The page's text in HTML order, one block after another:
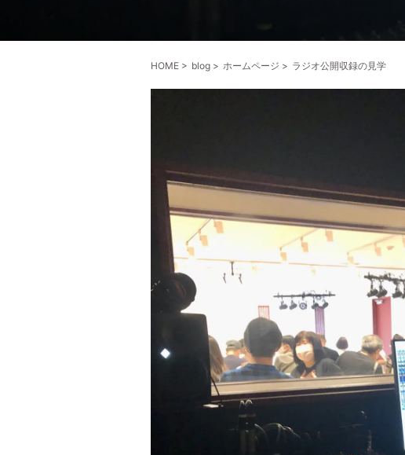
HOME > blog > ホームページ > ラジオ公開収録の見学